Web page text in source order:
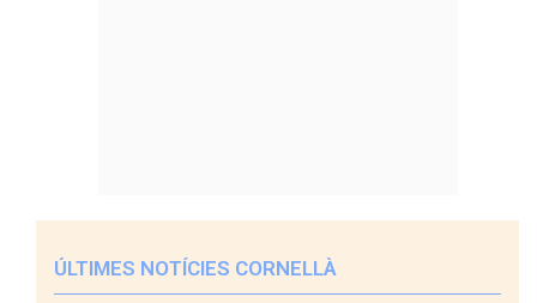
ÚLTIMES NOTÍCIES CORNELLÀ